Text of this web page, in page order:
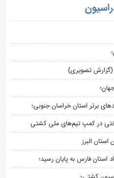
(گزارش تصویری)
برتر استان خراسان جنوبی؛
در کمپ تیم‌های ملی کشتی
البرز
فارس به پایان رسید؛